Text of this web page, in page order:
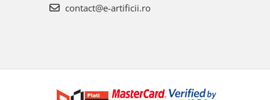
contact@e-artificii.ro